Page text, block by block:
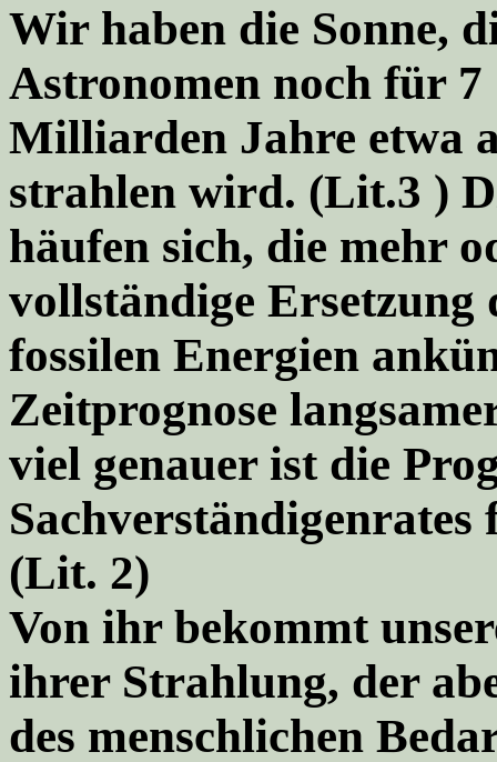
Wir haben die Sonne,
Astronomen noch für 7
Milliarden Jahre etwa
strahlen wird. (Lit.3 )
häufen sich, die mehr
vollständige Ersetzung
fossilen Energien
Zeitprognose
viel genauer ist die
(Lit. 2)
Von ihr bekommt
ihrer Strahlung, der
des menschlichen